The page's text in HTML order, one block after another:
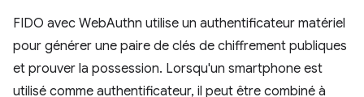
FIDO avec WebAuthn utilise un authentificateur matériel
pour générer une paire de clés de chiffrement publiques
et prouver la possession. Lorsqu'un smartphone est
utilisé comme authentificateur, il peut être combiné à